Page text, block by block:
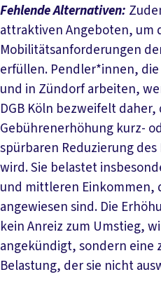
Fehlende Alternativen:
attraktiven Angeboten, um
Mobilitätsanforderungen
erfüllen. Pendler*innen,
und in Zündorf arbeiten,
DGB Köln bezweifelt daher,
Gebührenerhöhung kurz-
spürbaren Reduzierung
wird. Sie belastet
und mittleren Einkommen,
angewiesen sind. Die
kein Anreiz zum Umstieg,
angekündigt, sondern eine
Belastung, der sie nicht